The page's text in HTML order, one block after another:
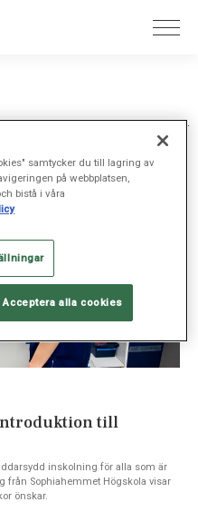
till
inskolning för alla som är
från Sophiahemmet Högskola visar
önskar.
samtycker du till lagring av
på webbplatsen,
bistå i våra
Acceptera alla cookies